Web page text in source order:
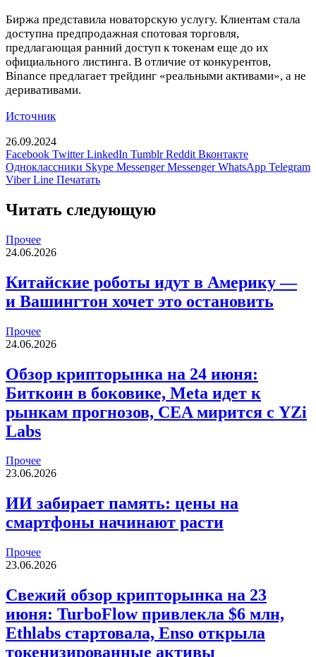
Биржа представила новаторскую услугу. Клиентам стала
доступна предпродажная спотовая торговля,
предлагающая ранний доступ к токенам еще до их
официального листинга. В отличие от конкурентов,
Binance предлагает трейдинг «реальными активами», а не
деривативами.
Источник
26.09.2024
Facebook Twitter LinkedIn Tumblr Reddit Вконтакте
Одноклассники Skype Messenger Messenger WhatsApp Telegram
Viber Line Печатать
Читать следующую
Прочее
24.06.2026
Китайские роботы идут в Америку —
и Вашингтон хочет это остановить
Прочее
24.06.2026
Обзор крипторынка на 24 июня:
Биткоин в боковике, Meta идет к
рынкам прогнозов, CEA мирится с YZi
Labs
Прочее
23.06.2026
ИИ забирает память: цены на
смартфоны начинают расти
Прочее
23.06.2026
Свежий обзор крипторынка на 23
июня: TurboFlow привлекла $6 млн,
Ethlabs стартовала, Enso открыла
токенизированные активы